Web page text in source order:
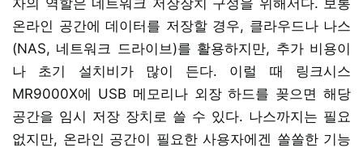
온라인 공간에 데이터를 저장할 경우, 클라우드나 나스
(NAS, 네트워크 드라이브)를 활용하지만, 추가 비용이
나 초기 설치비가 많이 든다. 이럴 때 링크시스
MR9000X에 USB 메모리나 외장 하드를 꽂으면 해당
공간을 임시 저장 장치로 쓸 수 있다. 나스까지는 필요
없지만, 온라인 공간이 필요한 사용자에겐 쏠쏠한 기능